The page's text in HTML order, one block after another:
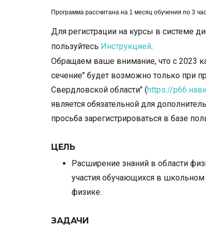
Программа рассчитана на 1 месяц обучения по 3
Для регистрации на курсы в системе
пользуйтесь Инструкцией.
Обращаем ваше внимание, что с 2023
сечение" будет возможно только при
Свердловской области" (https://
является обязательной для
просьба зарегистрироваться в базе
ЦЕЛЬ
​Расширение знаний в области
участия обучающихся в
физике.
ЗАДАЧИ